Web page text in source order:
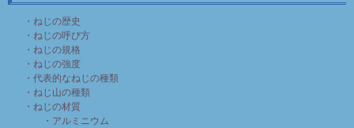
・ねじの歴史
・ねじの呼び方
・ねじの規格
・ねじの強度
・代表的なねじの種類
・ねじ山の種類
・ねじの材質
・アルミニウム